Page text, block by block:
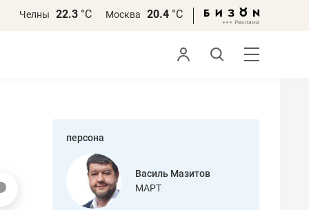
Челны 22.3 °С Москва 20.4 °С
персона
Роман Ободец
«Готовые решения»